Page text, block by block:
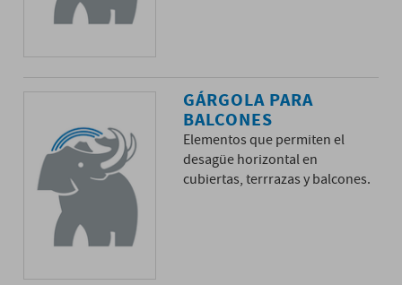
GÁRGOLA PARA
BALCONES
Elementos que permiten el
desagüe horizontal en
cubiertas, terrrazas y balcones.